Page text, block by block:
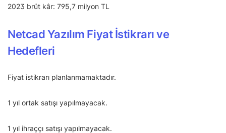
2023 brüt kâr: 795,7 milyon TL
Netcad Yazılım Fiyat İstikrarı ve
Hedefleri
Fiyat istikrarı planlanmamaktadır.
1 yıl ortak satışı yapılmayacak.
1 yıl ihraççı satışı yapılmayacak.